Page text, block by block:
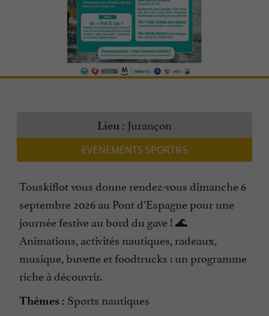
Lieu : Jurançon
EVÈNEMENTS SPORTIFS
Touskiflot vous donne rendez-vous dimanche 6
septembre 2026 au Pont d’Espagne pour une
journée festive au bord du gave ! 🌊
Animations, activités nautiques, radeaux,
musique, buvette et foodtrucks : un programme
riche à découvrir.
Thèmes : Sports nautiques